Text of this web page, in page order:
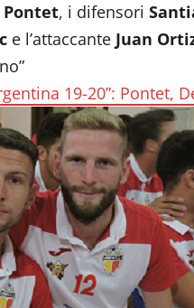
Pontet, i difensori
e l’attaccante Juan
19-20”: Pontet,